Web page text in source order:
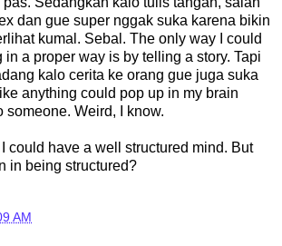
dan gue super nggak suka karena bikin
kumal. Sebal. The only way I could
a proper way is by telling a story. Tapi
kalo cerita ke orang gue juga suka
anything could pop up in my brain
someone. Weird, I know.
could have a well structured mind. But
in being structured?
AM